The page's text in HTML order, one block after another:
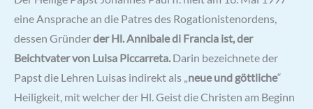
eine Ansprache an die Patres des Rogationistenordens,
dessen Gründerder Hl. Annibale di Francia ist, der
Beichtvater von Luisa Piccarreta.Darin bezeichnete der
Papst die Lehren Luisas indirekt als „neue und göttliche“
Heiligkeit, mit welcher der Hl. Geist die Christen am Beginn